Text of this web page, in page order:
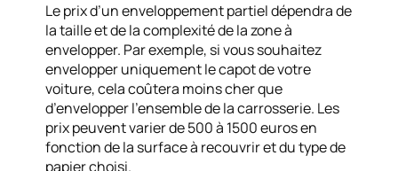
Le prix d’un enveloppement partiel dépendra de
la taille et de la complexité de la zone à
envelopper. Par exemple, si vous souhaitez
envelopper uniquement le capot de votre
voiture, cela coûtera moins cher que
d’envelopper l’ensemble de la carrosserie. Les
prix peuvent varier de 500 à 1500 euros en
fonction de la surface à recouvrir et du type de
papier choisi.